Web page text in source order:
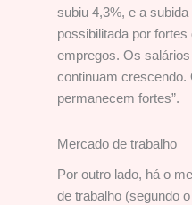
subiu 4,3%, e a
possibilitada por
empregos. Os
continuam
permanecem fortes”.
Mercado de trabalho
Por outro lado, há o
de trabalho (segundo